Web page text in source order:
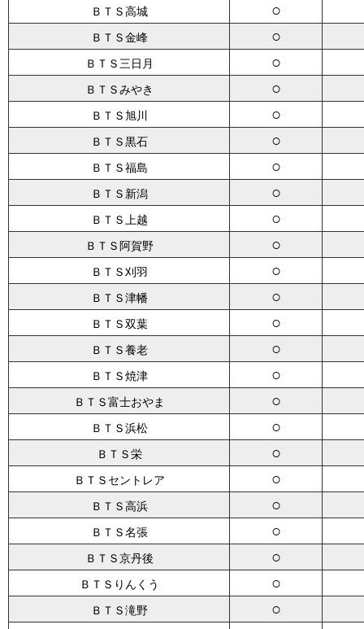
ＢＴＳ高城 ○
ＢＴＳ金峰 ○
ＢＴＳ三日月 ○
ＢＴＳみやき ○
ＢＴＳ旭川 ○
ＢＴＳ黒石 ○
ＢＴＳ福島 ○
ＢＴＳ新潟 ○
ＢＴＳ上越 ○
ＢＴＳ阿賀野 ○
ＢＴＳ刈羽 ○
ＢＴＳ津幡 ○
ＢＴＳ双葉 ○
ＢＴＳ養老 ○
ＢＴＳ焼津 ○
ＢＴＳ富士おやま ○
ＢＴＳ浜松 ○
ＢＴＳ栄 ○
ＢＴＳセントレア ○
ＢＴＳ高浜 ○
ＢＴＳ名張 ○
ＢＴＳ京丹後 ○
ＢＴＳりんくう ○
ＢＴＳ滝野 ○